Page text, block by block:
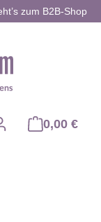
zum B2B-Shop
0,00 €